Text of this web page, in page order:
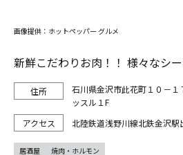
新鮮こだわりお肉！！ 様々なシー
石川県金沢市此花町１０－
ッスル１F
北陸鉄道浅野川線北鉄金沢
画像提供：ホットペッパー グルメ
居酒屋 焼肉・ホルモン